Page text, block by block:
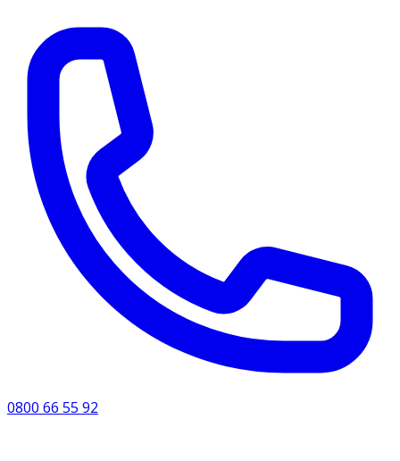
0800 66 55 92